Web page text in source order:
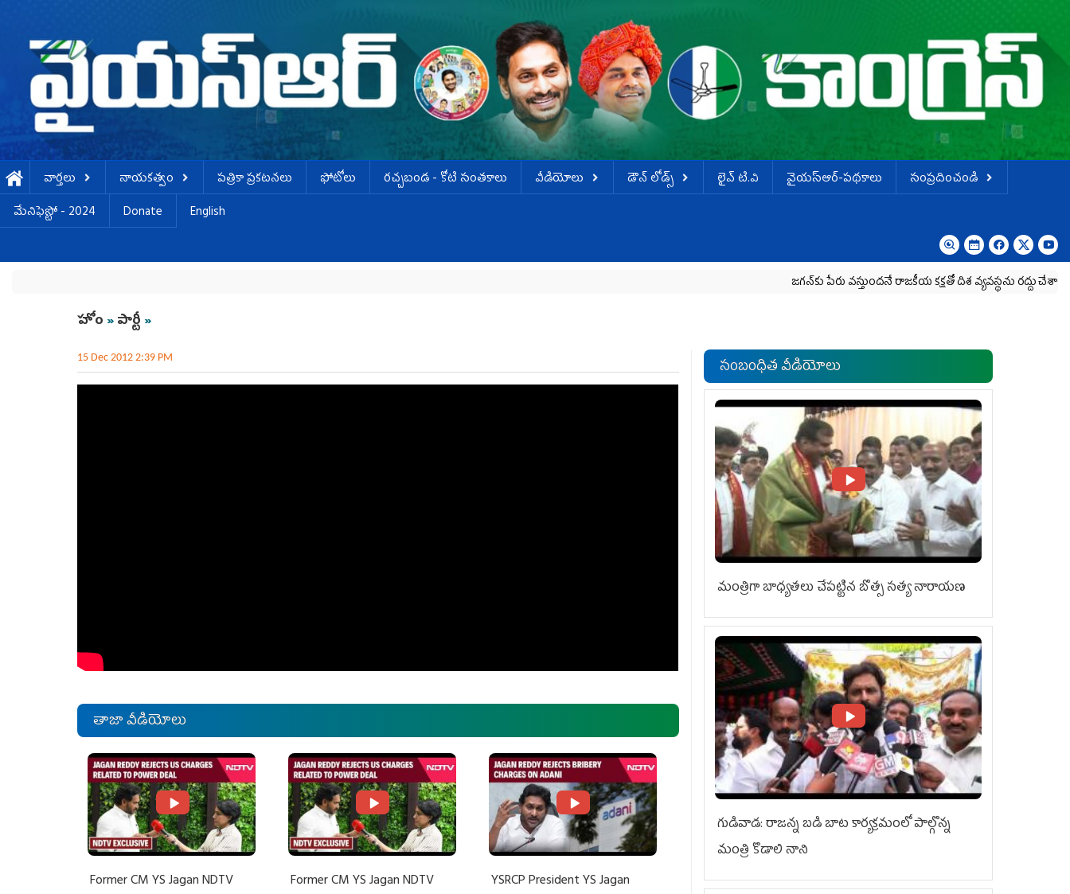
వార్తలు నాయకత్వం పత్రికా ప్రకటనలు ఫోటోలు ర‌చ్చ‌బండ‌ - కోటి సంత‌కాలు వీడియోలు డౌన్ లోడ్స్ లైవ్ టి.వి వైయస్ఆర్-పథకాలు
సంప్రదించండి
మేనిఫెస్టో - 2024
Donate English
జగన్‌కు పేరు వస్తుందనే రాజకీయ కక్షతో దిశ వ్య‌వ‌స్థ‌ను రద్దు చేశారు
You are here
హోం »పార్టీ »
15 Dec 2012 2:39 PM
తాజా వీడియోలు
Former CM YS Jagan NDTV
Former CM YS Jagan NDTV
YSRCP President YS Jagan
సంబంధిత వీడియోలు
మంత్రిగా బాధ్యతలు చేపట్టిన బొత్స సత్య నారాయణ
గుడివాడ: రాజన్న బడి బాట కార్యక్రమంలో పాల్గొన్న
మంత్రి కొడాలి నాని